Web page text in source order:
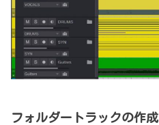
フォルダートラックの作成